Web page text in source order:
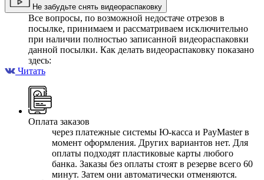
Не забудьте снять видеораспаковку
Все вопросы, по возможной недостаче отрезов в
посылке, принимаем и рассматриваем исключительно
при наличии полностью записанной видеораспаковки
данной посылки. Как делать видеораспаковку показано
здесь:
Читать
Оплата заказов
через платежные системы Ю-касса и PayMaster в
момент оформления. Других вариантов нет. Для
оплаты подходят пластиковые карты любого
банка. Заказы без оплаты стоят в резерве всего 60
минут. Затем они автоматически отменяются.